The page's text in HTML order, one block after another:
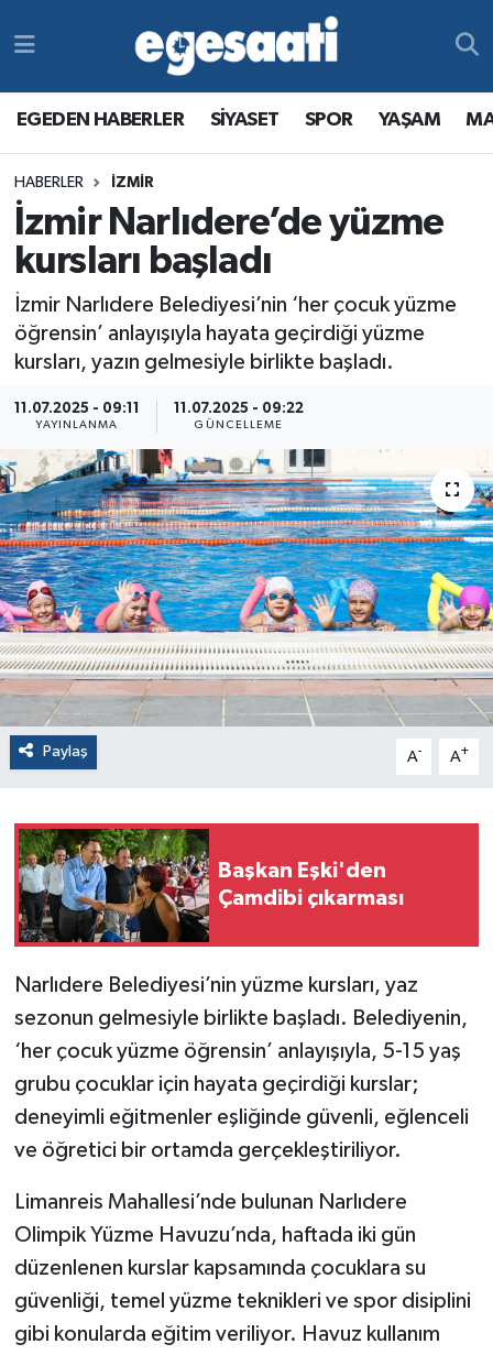
EGEDEN HABERLER SİYASET SPOR YAŞAM
HABERLER İZMİR
İzmir Narlıdere’de yüzme
kursları başladı
İzmir Narlıdere Belediyesi’nin ‘her çocuk yüzme
öğrensin’ anlayışıyla hayata geçirdiği yüzme
kursları, yazın gelmesiyle birlikte başladı.
11.07.2025 - 09:11
YAYINLANMA
11.07.2025 - 09:22
GÜNCELLEME
Paylaş A- A+
Başkan Eşki'den
Çamdibi çıkarması
Narlıdere Belediyesi’nin yüzme kursları, yaz
sezonun gelmesiyle birlikte başladı. Belediyenin,
‘her çocuk yüzme öğrensin’ anlayışıyla, 5-15 yaş
grubu çocuklar için hayata geçirdiği kurslar;
deneyimli eğitmenler eşliğinde güvenli, eğlenceli
ve öğretici bir ortamda gerçekleştiriliyor.
Limanreis Mahallesi’nde bulunan Narlıdere
Olimpik Yüzme Havuzu’nda, haftada iki gün
düzenlenen kurslar kapsamında çocuklara su
güvenliği, temel yüzme teknikleri ve spor disiplini
gibi konularda eğitim veriliyor. Havuz kullanım
MAGAZİN
RESMİ REKLAMLAR
YAŞAM
MAGAZİN
RESMİ REKLAMLAR
Egemax TV
Tüm Manşetler
Son Dakika Haberleri
Haber Arşivi